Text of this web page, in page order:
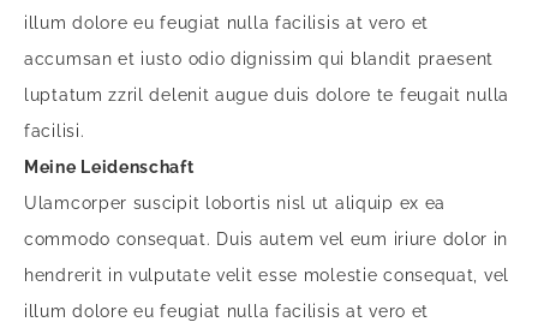
illum dolore eu feugiat nulla facilisis at vero et
accumsan et iusto odio dignissim qui blandit praesent
luptatum zzril delenit augue duis dolore te feugait nulla
facilisi.
Meine Leidenschaft
Ulamcorper suscipit lobortis nisl ut aliquip ex ea
commodo consequat. Duis autem vel eum iriure dolor in
hendrerit in vulputate velit esse molestie consequat, vel
illum dolore eu feugiat nulla facilisis at vero et